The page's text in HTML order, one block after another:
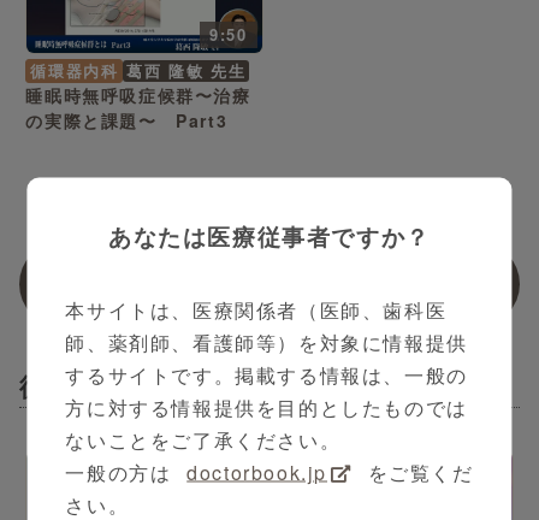
9:50
循環器内科 葛西 隆敏 先生
睡眠時無呼吸症候群〜治療
の実際と課題〜 Part3
循環器内科
あなたは医療従事者ですか？
本サイトは、医療関係者（医師、歯科医
師、薬剤師、看護師等）を対象に情報提供
するサイトです。掲載する情報は、一般の
方に対する情報提供を目的としたものでは
ないことをご了承ください。
一般の方は
doctorbook.jp
をご覧くだ
さい。